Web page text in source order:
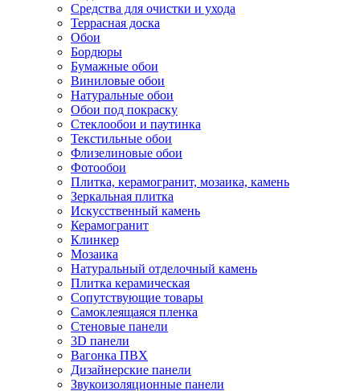
Средства для очистки и ухода
Террасная доска
Обои
Бордюры
Бумажные обои
Виниловые обои
Натуральные обои
Обои под покраску
Стеклообои и паутинка
Текстильные обои
Флизелиновые обои
Фотообои
Плитка, керамогранит, мозаика, камень
Зеркальная плитка
Искусственный камень
Керамогранит
Клинкер
Мозаика
Натуральный отделочный камень
Плитка керамическая
Сопутствующие товары
Самоклеящаяся пленка
Стеновые панели
3D панели
Вагонка ПВХ
Дизайнерские панели
Звукоизоляционные панели